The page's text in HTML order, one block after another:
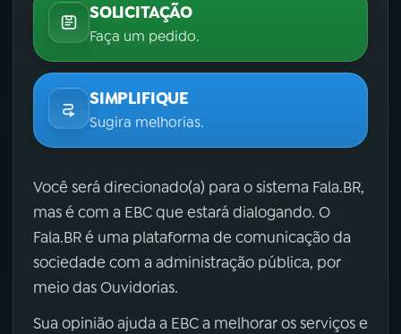
SOLICITAÇÃO
Faça um pedido.
SIMPLIFIQUE
Sugira melhorias.
Você será direcionado(a) para o sistema Fala.BR,
mas é com a EBC que estará dialogando. O
Fala.BR é uma plataforma de comunicação da
sociedade com a administração pública, por
meio das Ouvidorias.
Sua opinião ajuda a EBC a melhorar os serviços e